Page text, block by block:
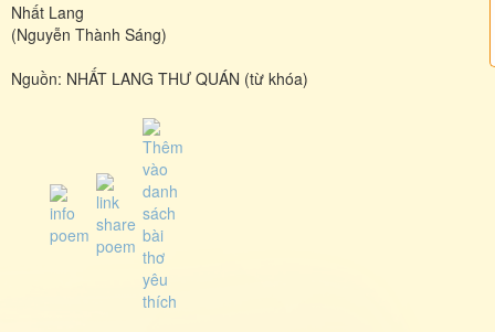
Nhất Lang
(Nguyễn Thành Sáng)
Nguồn: NHẤT LANG THƯ QUÁN (từ khóa)